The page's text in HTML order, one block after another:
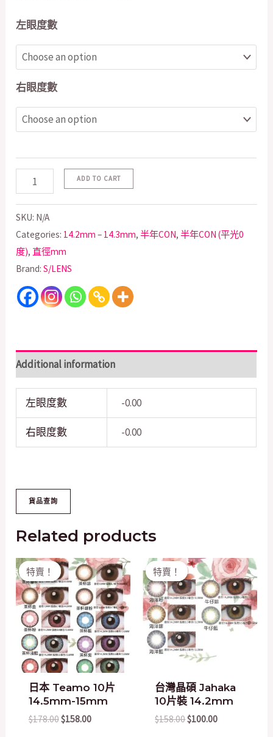
左眼度數
右眼度數
ADD TO CART
SKU: N/A
Categories: 14.2mm – 14.3mm,半年CON,半年CON (平光0
度), 直徑mm
Brand:S/LENS
Additional information
左眼度數 -0.00
右眼度數 -0.00
Related products
特賣！
特賣！
日本 Teamo 10片
14.5mm-15mm
$178.00
Original
price
was:
$178.00.
$158.00
Current
price
is:
$158.00.
特賣！
特賣！
台灣晶碩 Jahaka
10片裝 14.2mm
$158.00
Original
price
was:
$158.00.
$100.00
Current
price
is:
$100.00.